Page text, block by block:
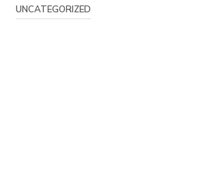
UNCATEGORIZED